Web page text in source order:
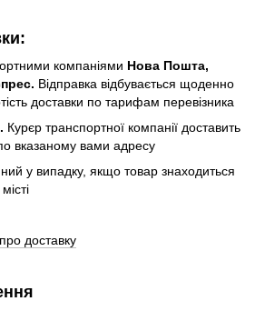
компаніями Нова Пошта,
Відправка відбувається щоденно
доставки по тарифам перевізника
Курєр транспортної компанії доставить
вказаному вами адресу
у випадку, якщо товар знаходиться
доставку